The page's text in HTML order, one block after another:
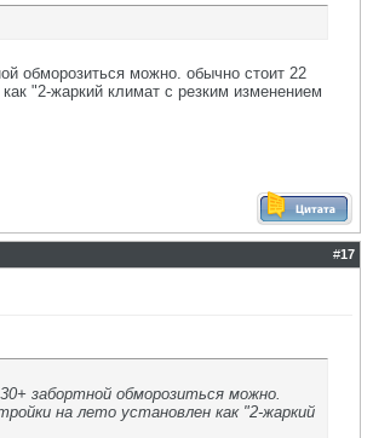
обморозиться можно. обычно стоит 22
"2-жаркий климат с резким изменением
#17
забортной обморозиться можно.
на лето установлен как "2-жаркий